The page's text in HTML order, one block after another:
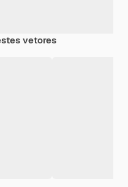
vetores